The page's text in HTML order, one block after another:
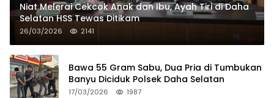
Niat Melerai Cekcok Anak dan Ibu, Ayah Tiri di Daha
Selatan HSS Tewas Ditikam
26/03/2026 2141
Bawa 55 Gram Sabu, Dua Pria di Tumbukan
Banyu Diciduk Polsek Daha Selatan
17/03/2026 1987